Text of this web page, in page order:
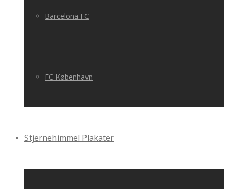
Barcelona FC
FC København
Stjernehimmel Plakater